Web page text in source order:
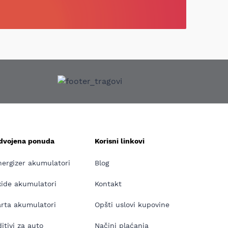
ponuda
akumulatori
akumulatori
akumulatori
za auto
Korisni linkovi
Blog
Kontakt
Opšti uslovi kupovine
Načini plaćanja